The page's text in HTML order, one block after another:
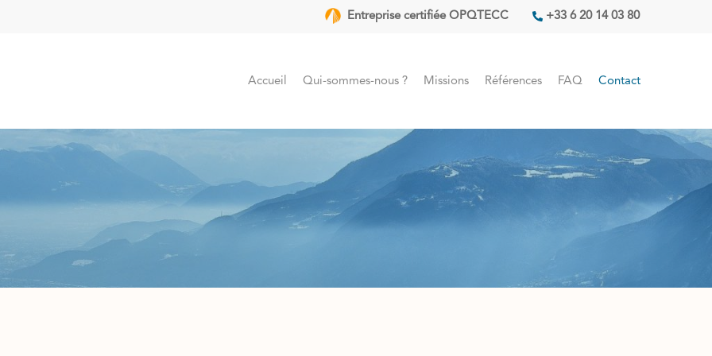
Entreprise certifiée OPQTECC +33 6 20 14 03 80
Accueil Qui-sommes-nous ? Missions Références FAQ Contact